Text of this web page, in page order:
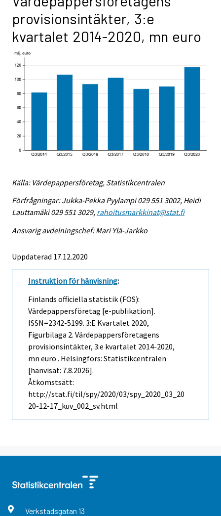
provisionsintäkter, 3:e
kvartalet 2014-2020, mn euro
Källa: Värdepappersföretag, Statistikcentralen
Förfrågningar: Jukka-Pekka Pyylampi 029 551 3002, Heidi
Lauttamäki 029 551 3029, rahoitusmarkkinat@stat.fi
Ansvarig avdelningschef: Mari Ylä-Jarkko
Uppdaterad 17.12.2020
Instruktion för hänvisning:
Finlands officiella statistik (FOS):
Värdepappersföretag [e-publikation].
ISSN=2342-5199. 3:e Kvartalet 2020,
Figurbilaga 2. Värdepappersföretagens
provisionsintäkter, 3:e kvartalet 2014-2020,
mn euro . Helsingfors: Statistikcentralen
[hänvisat: 7.8.2026].
Åtkomstsätt:
http://stat.fi/til/spy/2020/03/spy_2020_03_20
20-12-17_kuv_002_sv.html
Verkstadsgatan 13